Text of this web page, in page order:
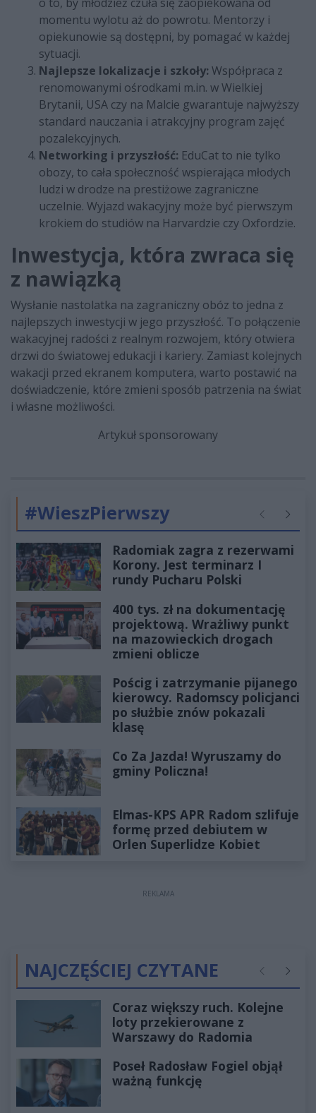
o to, by młodzież czuła się zaopiekowana od
momentu wylotu aż do powrotu. Mentorzy i
opiekunowie są dostępni, by pomagać w każdej
sytuacji.
Najlepsze lokalizacje i szkoły: Współpraca z
renomowanymi ośrodkami m.in. w Wielkiej
Brytanii, USA czy na Malcie gwarantuje najwyższy
standard nauczania i atrakcyjny program zajęć
pozalekcyjnych.
Networking i przyszłość: EduCat to nie tylko
obozy, to cała społeczność wspierająca młodych
ludzi w drodze na prestiżowe zagraniczne
uczelnie. Wyjazd wakacyjny może być pierwszym
krokiem do studiów na Harvardzie czy Oxfordzie.
Inwestycja, która zwraca się
z nawiązką
Wysłanie nastolatka na zagraniczny obóz to jedna z
najlepszych inwestycji w jego przyszłość. To połączenie
wakacyjnej radości z realnym rozwojem, który otwiera
drzwi do światowej edukacji i kariery. Zamiast kolejnych
wakacji przed ekranem komputera, warto postawić na
doświadczenie, które zmieni sposób patrzenia na świat
i własne możliwości.
Artykuł sponsorowany
#WieszPierwszy Poprzednie
Radomiak zagra z rezerwami
Korony. Jest terminarz I
rundy Pucharu Polski
400 tys. zł na dokumentację
projektową. Wrażliwy punkt
na mazowieckich drogach
zmieni oblicze
Pościg i zatrzymanie pijanego
kierowcy. Radomscy policjanci
po służbie znów pokazali
klasę
Co Za Jazda! Wyruszamy do
gminy Policzna!
Elmas-KPS APR Radom szlifuje
formę przed debiutem w
Orlen Superlidze Kobiet
REKLAMA
NAJCZĘŚCIEJ CZYTANE Poprzednie
Coraz większy ruch. Kolejne
loty przekierowane z
Warszawy do Radomia
Poseł Radosław Fogiel objął
ważną funkcję